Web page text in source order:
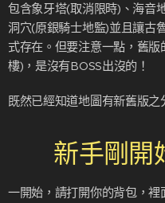
包含象牙塔(取消限時)、海音
洞穴(原銀騎士地監)並且讓古
式存在。但要注意一點，舊版
樓)，是沒有BOSS出沒的！
既然已經知道地圖有新舊版
新手剛開
一開始，請打開你的背包，